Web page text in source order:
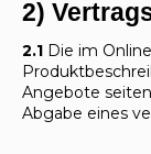
2)
2.1 Die im
Angebote
Abgabe eines